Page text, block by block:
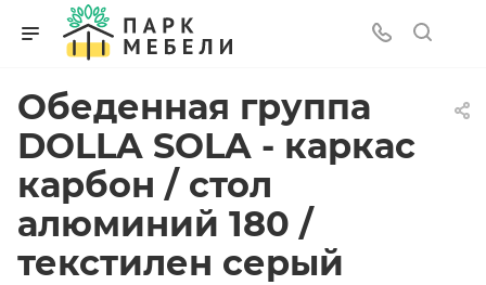
Обеденная группа
DOLLA SOLA - каркас
карбон / стол
алюминий 180 /
текстилен серый